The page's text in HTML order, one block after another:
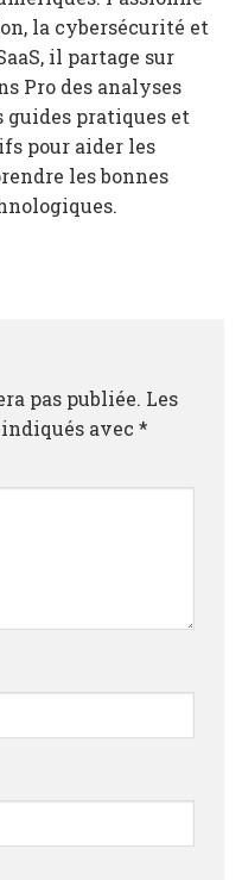
la cybersécurité et
il partage sur
Pro des analyses
guides pratiques et
pour aider les
les bonnes
pas publiée. Les
avec *